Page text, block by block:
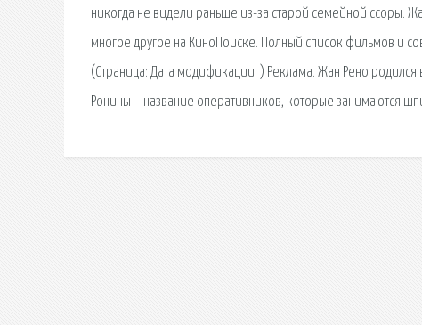
никогда не видели раньше из-за старой семейной ссоры.
многое другое на КиноПоиске. Полный список фильмов и
(Страница: Дата модификации: ) Реклама. Жан Рено
Ронины – название оперативников, которые занимаются